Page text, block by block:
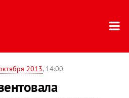
2013, 14:00